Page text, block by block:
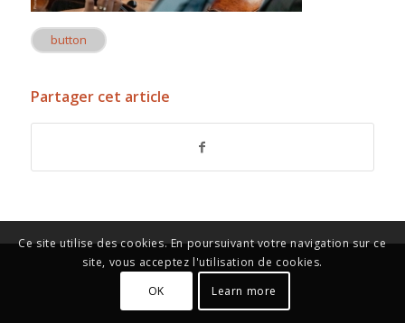
button
Partager cet article
Ce site utilise des cookies. En poursuivant votre navigation sur ce
site, vous acceptez l'utilisation de cookies.
OK
Learn more